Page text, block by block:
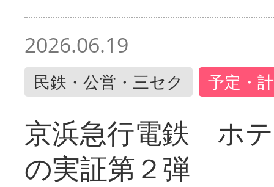
2026.06.19
民鉄・公営・三セク 予定・
京浜急行電鉄 ホ
の実証第２弾